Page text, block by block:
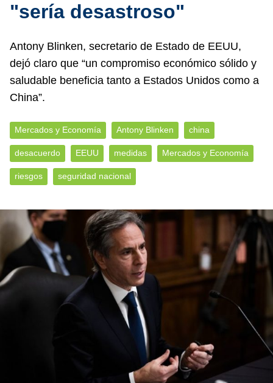
"sería desastroso"
Antony Blinken, secretario de Estado de EEUU,
dejó claro que “un compromiso económico sólido y
saludable beneficia tanto a Estados Unidos como a
China”.
Mercados y Economía Antony Blinken china
desacuerdo EEUU medidas Mercados y Economía
riesgos seguridad nacional